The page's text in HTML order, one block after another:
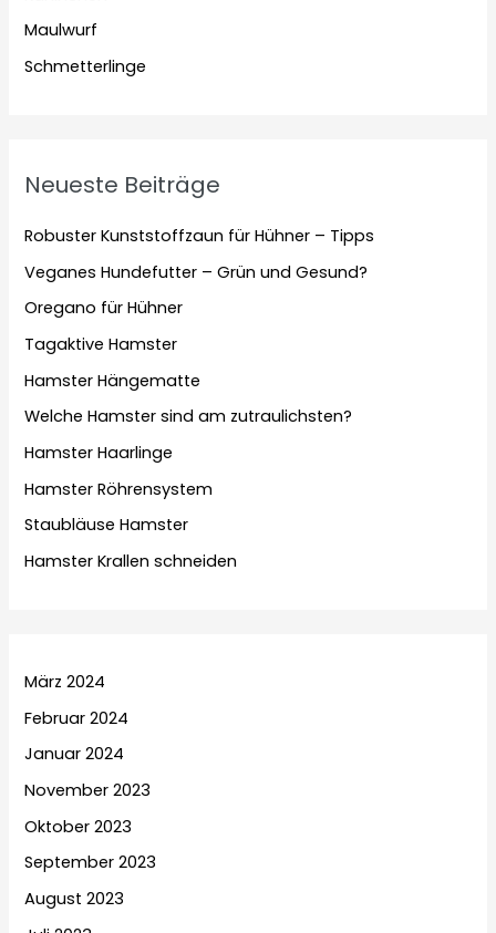
Maulwurf
Schmetterlinge
Neueste Beiträge
Robuster Kunststoffzaun für Hühner – Tipps
Veganes Hundefutter – Grün und Gesund?
Oregano für Hühner
Tagaktive Hamster
Hamster Hängematte
Welche Hamster sind am zutraulichsten?
Hamster Haarlinge
Hamster Röhrensystem
Staubläuse Hamster
Hamster Krallen schneiden
März 2024
Februar 2024
Januar 2024
November 2023
Oktober 2023
September 2023
August 2023